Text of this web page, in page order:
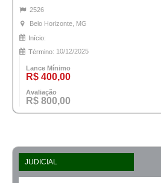
2526
Belo Horizonte, MG
Início:
Término: 10/12/2025
Lance Mínimo
R$ 400,00
Avaliação
R$ 800,00
JUDICIAL